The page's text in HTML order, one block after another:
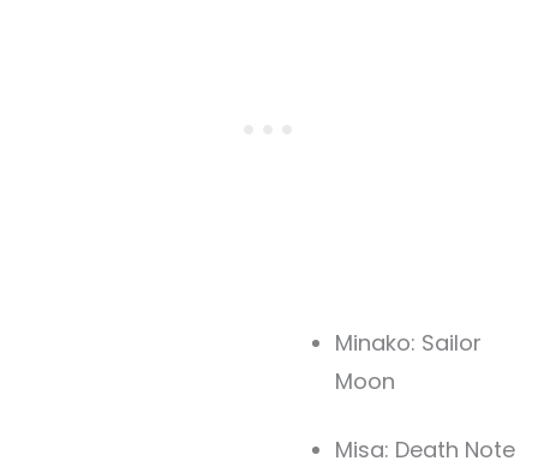
Minako: Sailor
Moon
Misa: Death Note